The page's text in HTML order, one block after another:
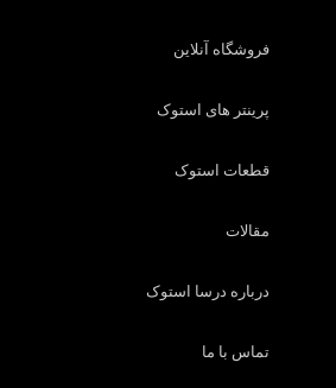
فروشگاه آنلاین
پرینتر های استوک
قطعات استوک
مقالات
درباره درسا استوک
تماس با ما